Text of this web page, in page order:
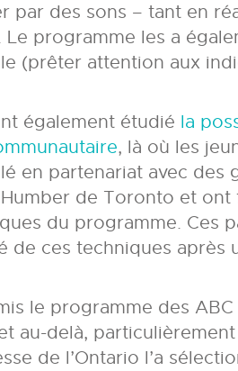
par des sons – tant en
programme les a
(prêter attention aux
également étudié la
, là où les
en partenariat avec des
de Toronto et
du programme. Ces
ces techniques après
le programme des
au-delà,
de l’Ontario l’a